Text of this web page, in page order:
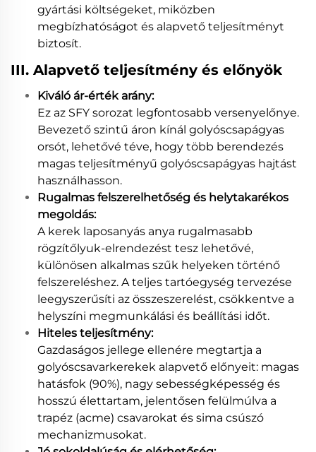
gyártási költségeket, miközben
megbízhatóságot és alapvető teljesítményt
biztosít.
III. Alapvető teljesítmény és előnyök
Kiváló ár-érték arány:
Ez az SFY sorozat legfontosabb versenyelőnye.
Bevezető szintű áron kínál golyóscsapágyas
orsót, lehetővé téve, hogy több berendezés
magas teljesítményű golyóscsapágyas hajtást
használhasson.
Rugalmas felszerelhetőség és helytakarékos
megoldás:
A kerek laposanyás anya rugalmasabb
rögzítőlyuk-elrendezést tesz lehetővé,
különösen alkalmas szűk helyeken történő
felszereléshez. A teljes tartóegység tervezése
leegyszerűsíti az összeszerelést, csökkentve a
helyszíni megmunkálási és beállítási időt.
Hiteles teljesítmény:
Gazdaságos jellege ellenére megtartja a
golyóscsavarkerekek alapvető előnyeit: magas
hatásfok (90%), nagy sebességképesség és
hosszú élettartam, jelentősen felülmúlva a
trapéz (acme) csavarokat és sima csúszó
mechanizmusokat.